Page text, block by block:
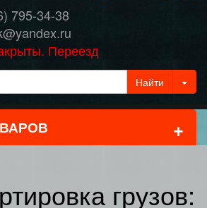
795-34-38
Переезд
+
грузов: